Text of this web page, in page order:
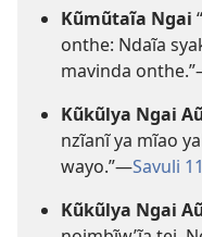
Kũmũtaĩa Ngai
onthe: Ndaĩa
mavinda
Kũkũlya Ngai
nzĩanĩ ya mĩao
wayo.”—Savuli
Kũkũlya Ngai